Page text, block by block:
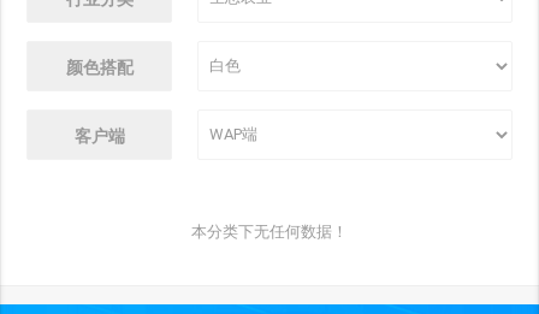
颜色搭配
客户端
本分类下无任何数据！